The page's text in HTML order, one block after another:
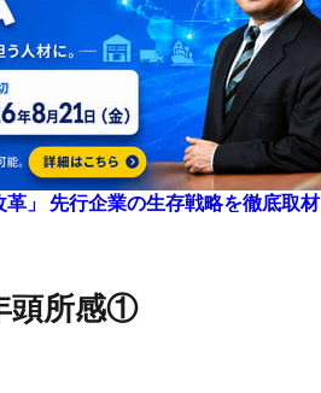
」 先行企業の生存戦略を徹底取材
頭所感①